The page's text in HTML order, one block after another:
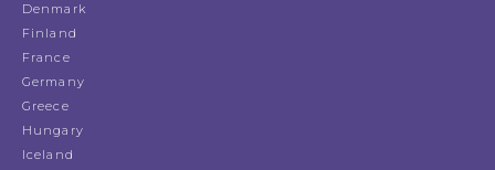
Denmark
Finland
France
Germany
Greece
Hungary
Iceland